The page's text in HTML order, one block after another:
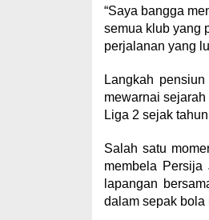
“Saya bangga
semua klub yang
perjalanan yang
Langkah
mewarnai
Liga 2 sejak
Salah satu
membela
lapangan
dalam sepak